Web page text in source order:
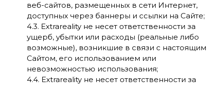
веб-сайтов, размещенных в сети Интернет,
доступных через баннеры и ссылки на Сайте;
4.3. Extrareality не несет ответственности за
ущерб, убытки или расходы (реальные либо
возможные), возникшие в связи с настоящим
Сайтом, его использованием или
невозможностью использования;
4.4. Extrareality не несет ответственности за